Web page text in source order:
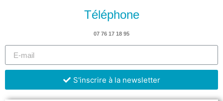
Téléphone
07 76 17 18 95
S'inscrire à la newsletter